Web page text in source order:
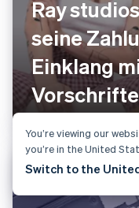
Ray
seine
Einklang
You’re viewing our
you’re in the United
Switch to the